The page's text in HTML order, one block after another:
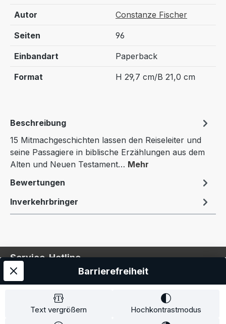
Autor Constanze Fischer
Seiten 96
Einbandart Paperback
Format H 29,7 cm/B 21,0 cm
Beschreibung
15 Mitmachgeschichten lassen den Reiseleiter und
seine Passagiere in biblische Erzählungen aus dem
Alten und Neuen Testament… Mehr
Bewertungen
Inverkehrbringer
Service-Hotline
Service
Information
Text vergrößern Hochkontrastmodus
Barrierefreiheit